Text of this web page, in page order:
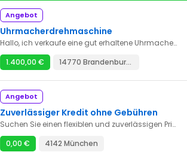
Angebot
Uhrmacherdrehmaschine
Hallo, ich verkaufe eine gut erhaltene Uhrmacherdrehmaschine mit ein paar Spannzangen. siehe Bilder Kein Versand möglich und nur zum abholen. Und aufgrund der neuen Bestimmungen..... Da die neue EU-RICHTLINIE jetzt 1 Jahr Gewährleistung auch für Privatverkäufe vorsieht - soweit der Verkäufer es nicht ausschließt - erkläre ich, dass ich für meine privat verkauften Artikel keine Gewährleistung im Sinne der EU-Richtlinie übernehme. Mit Kauf der Ware erklären Sie sich ausdrücklich damit einverstanden, auf die Garantie / Gewährleistung zu verzichten. Auf die bei mir gekauften gebrauchten Artikel, besteht keinerlei Widerrufs- und Rückgaberecht (§312dAbs.4Nr.5BGB). Wenn der Käufer auf einen Versand besteht, komme ich für keinerlei Beschädigungen, Verlust oder ähnlichem auf. Keine Garantie, Kein Rückgaberecht, kein Umtausch Recht, gekauft wie gesehe
1.400,00 €
14770 Brandenburg an der Havel
Angebot
Zuverlässiger Kredit ohne Gebühren
Suchen Sie einen flexiblen und zuverlässigen Privatkredit? Mit einem Kredit können Sie Ihre Projekte verwirklichen – ob Hausrenovierung, Finanzierung einer besonderen Veranstaltung oder einfach die Deckung unerwarteter Ausgaben. Sie wählen Kredithöhe, Laufzeit und Rückzahlungsoptionen, die am besten zu Ihrer finanziellen Situation passen. Unser Zinssatz beträgt 3 % pro Jahr. Bei Fragen kontaktieren Sie uns per E-Mail: teresataddonio1@gmail.com
0,00 €
4142 München